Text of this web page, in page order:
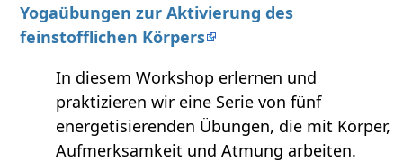
Yogaübungen zur Aktivierung des
feinstofflichen Körpers
In diesem Workshop erlernen und
praktizieren wir eine Serie von fünf
energetisierenden Übungen, die mit Körper,
Aufmerksamkeit und Atmung arbeiten.